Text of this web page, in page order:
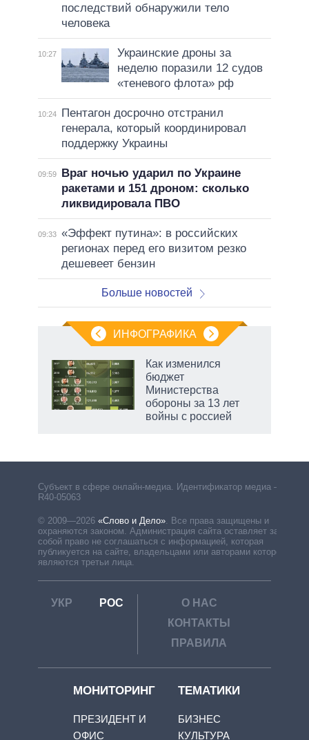
последствий обнаружили тело
человека
10:27
Украинские дроны за
неделю поразили 12 судов
«теневого флота» рф
10:24
Пентагон досрочно отстранил
генерала, который координировал
поддержку Украины
09:59
Враг ночью ударил по Украине
ракетами и 151 дроном: сколько
ликвидировала ПВО
09:33 «Эффект путина»: в российских
регионах перед его визитом резко
дешевеет бензин
Больше новостей
ИНФОГРАФИКА
Как изменился
бюджет
Министерства
обороны за 13 лет
войны с россией
Субъект в сфере онлайн-медиа. Идентификатор медиа –
R40-05063
© 2009—2026 «Слово и Дело» Все права защищены и
охраняются законом. Администрация сайта оставляет за
собой право не соглашаться с информацией, которая
публикуется на сайте, владельцами или авторами которой
являются третьи лица.
УКР РОС
О НАС
КОНТАКТЫ
ПРАВИЛА
МОНИТОРИНГ
ПРЕЗИДЕНТ И
ОФИС
ТЕМАТИКИ
БИЗНЕС
КУЛЬТУРА